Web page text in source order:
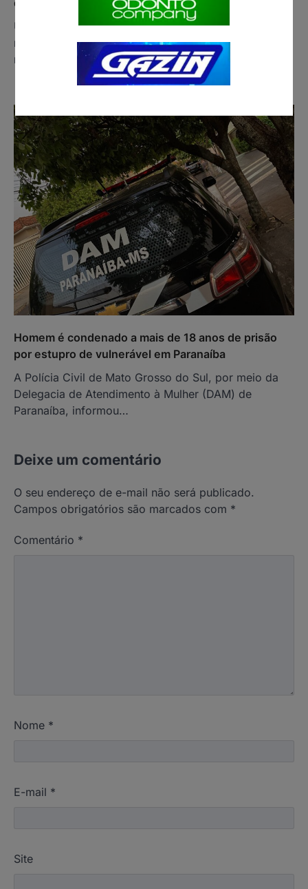
Um homem quebrou a fachada de um cartório na
noite da última sexta-feira (22/8) em Ribeirão Claro,
no Paraná. O…
Homem é condenado a mais de 18 anos de prisão
por estupro de vulnerável em Paranaíba
A Polícia Civil de Mato Grosso do Sul, por meio da
Delegacia de Atendimento à Mulher (DAM) de
Paranaíba, informou…
Deixe um comentário
O seu endereço de e-mail não será publicado.
Campos obrigatórios são marcados com *
Comentário *
Nome *
E-mail *
Site